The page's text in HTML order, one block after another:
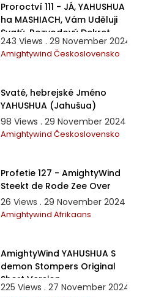
Proroctví 111 - JÁ, YAHUSHUA
ha MASHIACH, Vám Uděluji
Svatý, Rozvodový Dekret
243 Views . 29 November 2024
Amightywind Československo
Svaté, hebrejské Jméno
YAHUSHUA (Jahušua)
98 Views . 29 November 2024
Amightywind Československo
Profetie 127 - AmightyWind
Steekt de Rode Zee Over
26 Views . 29 November 2024
Amightywind Afrikaans
AmightyWind YAHUSHUA S
demon Stompers Original
Short Version
225 Views . 27 November 2024